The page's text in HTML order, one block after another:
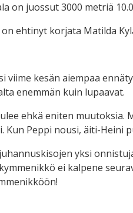
on juossut 3000 metriä
ehtinyt korjata Matilda
viime kesän aiempaa
enemmän kuin lupaavat.
ehkä eniten muutoksia.
Kun Peppi nousi, äiti-Heini
yksi
ei kalpene